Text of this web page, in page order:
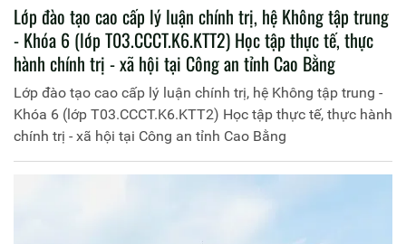
Lớp đào tạo cao cấp lý luận chính trị, hệ Không tập trung
- Khóa 6 (lớp T03.CCCT.K6.KTT2) Học tập thực tế, thực
hành chính trị - xã hội tại Công an tỉnh Cao Bằng
Lớp đào tạo cao cấp lý luận chính trị, hệ Không tập trung -
Khóa 6 (lớp T03.CCCT.K6.KTT2) Học tập thực tế, thực hành
chính trị - xã hội tại Công an tỉnh Cao Bằng